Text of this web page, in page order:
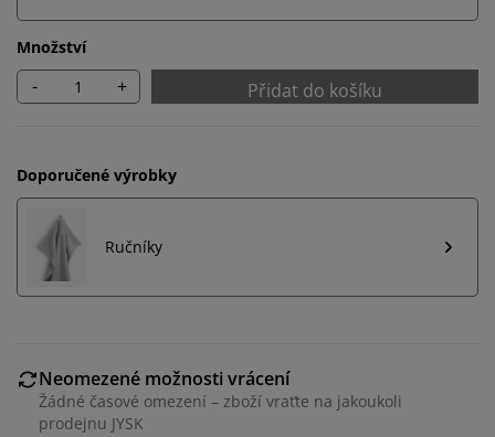
Množství
- + Přidat do košíku
Doporučené výrobky
Ručníky
Neomezené možnosti vrácení
Žádné časové omezení – zboží vraťte na jakoukoli
prodejnu JYSK